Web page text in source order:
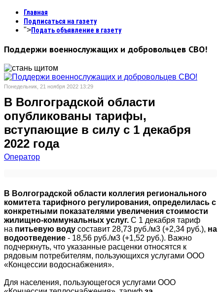
Главная
Подписаться на газету
">Подать объявление в газету
Поддержи военнослужащих и добровольцев СВО!
Понедельник, 21 ноября 2022 13:29
В Волгоградской области
опубликованы тарифы,
вступающие в силу с 1 декабря
2022 года
Оператор
В Волгоградской области коллегия регионального
комитета тарифного регулирования, определилась с
конкретными показателями увеличения стоимости
жилищно-коммунальных услуг. С 1 декабря тариф
на питьевую воду составит 28,73 руб./м3 (+2,34 руб.), на
водоотведение - 18,56 руб./м3 (+1,52 руб.). Важно
подчеркнуть, что указанные расценки относятся к
рядовым потребителям, пользующихся услугами ООО
«Концессии водоснабжения».
Для населения, пользующегося услугами ООО